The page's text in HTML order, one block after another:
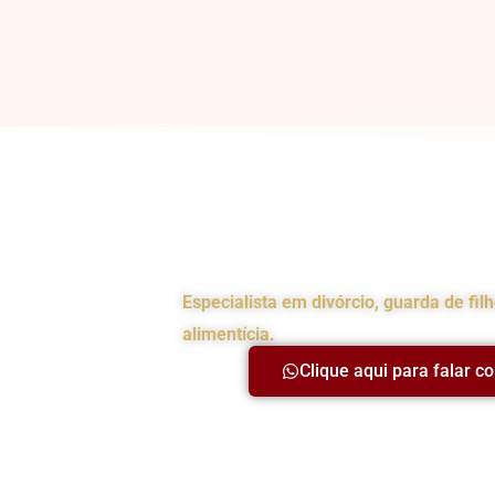
Especialista em divórcio, guarda de
alimentícia.
Clique aqui para falar